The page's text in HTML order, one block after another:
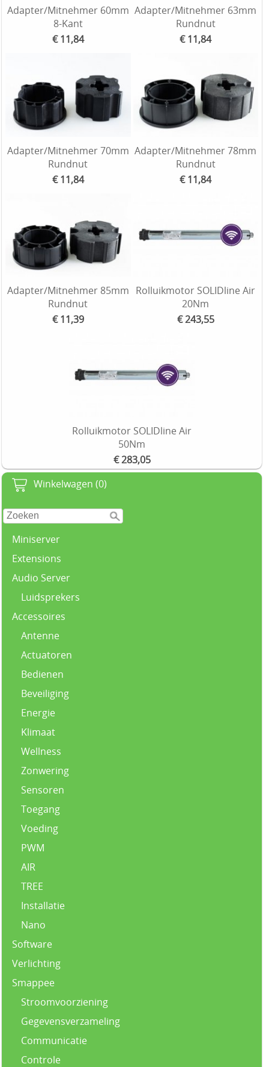
Winkelwagen (0)
Miniserver
Extensions
Audio Server
Luidsprekers
Accessoires
Antenne
Actuatoren
Bedienen
Beveiliging
Energie
Klimaat
Wellness
Zonwering
Sensoren
Toegang
Voeding
PWM
AIR
TREE
Installatie
Nano
Software
Verlichting
Smappee
Stroomvoorziening
Gegevensverzameling
Communicatie
Controle
Adapter/Mitnehmer 60mm
8-Kant
€ 11,84
Adapter/Mitnehmer 63mm
Rundnut
€ 11,84
Adapter/Mitnehmer 70mm
Rundnut
€ 11,84
Adapter/Mitnehmer 78mm
Rundnut
€ 11,84
Adapter/Mitnehmer 85mm
Rundnut
€ 11,39
Rolluikmotor SOLIDline Air
20Nm
€ 243,55
Rolluikmotor SOLIDline Air
50Nm
€ 283,05